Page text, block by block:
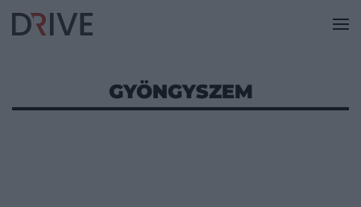
GYÖNGYSZEM